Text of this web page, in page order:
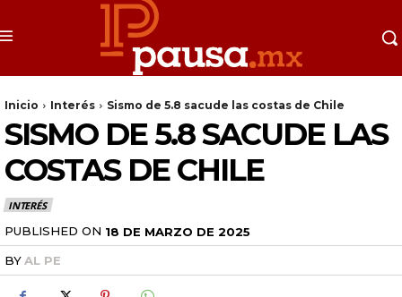
Inicio Interés Sismo de 5.8 sacude las costas de Chile
SISMO DE 5.8 SACUDE LAS
COSTAS DE CHILE
INTERÉS
PUBLISHED ON 18 DE MARZO DE 2025
BYAL PE